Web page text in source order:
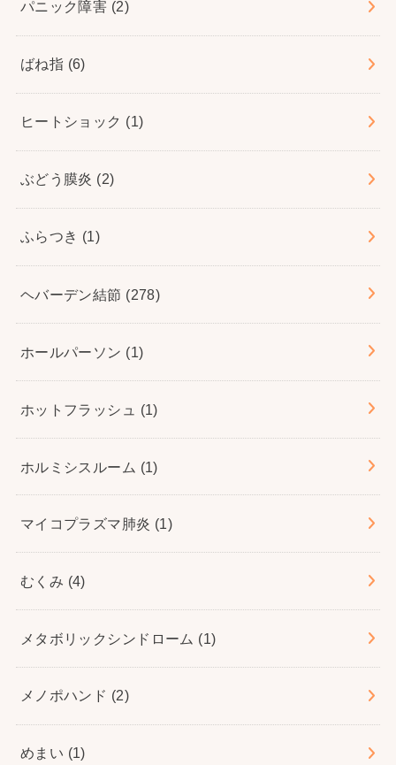
パニック障害 (2)
ばね指 (6)
ヒートショック (1)
ぶどう膜炎 (2)
ふらつき (1)
ヘバーデン結節 (278)
ホールパーソン (1)
ホットフラッシュ (1)
ホルミシスルーム (1)
マイコプラズマ肺炎 (1)
むくみ (4)
メタボリックシンドローム (1)
メノポハンド (2)
めまい (1)